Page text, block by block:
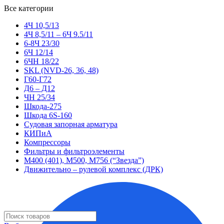
Все категории
4Ч 10,5/13
4Ч 8,5/11 – 6Ч 9.5/11
6-8Ч 23/30
6Ч 12/14
6ЧН 18/22
SKL (NVD-26, 36, 48)
Г60-Г72
Д6 – Д12
ЧН 25/34
Шкода-275
Шкода 6S-160
Судовая запорная арматура
КИПиА
Компрессоры
Фильтры и фильтроэлементы
М400 (401), М500, М756 (“Звезда”)
Движительно – рулевой комплекс (ДРК)